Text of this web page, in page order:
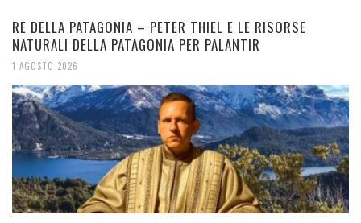
RE DELLA PATAGONIA – PETER THIEL E LE RISORSE
NATURALI DELLA PATAGONIA PER PALANTIR
1 AGOSTO 2026